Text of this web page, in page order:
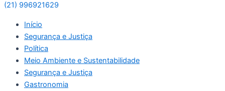
(21) 996921629
Início
Segurança e Justiça
Política
Meio Ambiente e Sustentabilidade
Segurança e Justiça
Gastronomia